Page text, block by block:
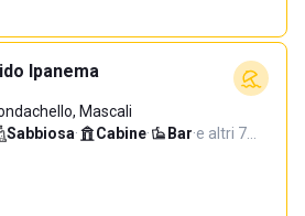
Ipanema
Mascali
Sabbiosa· Cabine· Bar·e altri 7…